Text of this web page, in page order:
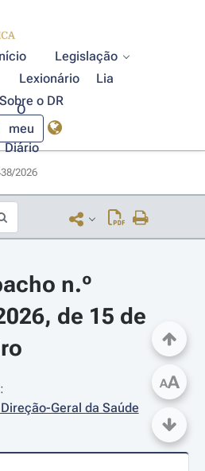
Legislação
Lexionário
Lia
Sobre o DR
O
meu
Diário
2026
n.º
de 15 de
Geral da Saúde
AA